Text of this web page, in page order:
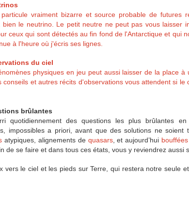
vraiment bizarre et source probable de futures
bien le neutrino. Le petit neutre ne peut pas vous laisser
ceux qui sont détectés au fin fond de l'Antarctique et qui
à l'heure où j'écris ses lignes.
du ciel
physiques en jeu peut aussi laisser de la place à
conseils et autres récits d'observations vous attendent si le
brûlantes
quotidiennement des questions les plus brûlantes en
impossibles a priori, avant que des solutions ne soient
atypiques, alignements de quasars, et aujourd’hui
de se faire et dans tous ces états, vous y reviendrez aussi
vers le ciel et les pieds sur Terre, qui restera notre seule